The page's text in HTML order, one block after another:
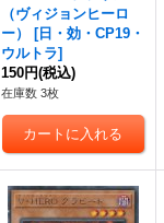
（ヴィジョンヒーロ
ー）
[日・効・CP19・
ウルトラ]
150円(税込)
在庫数 3枚